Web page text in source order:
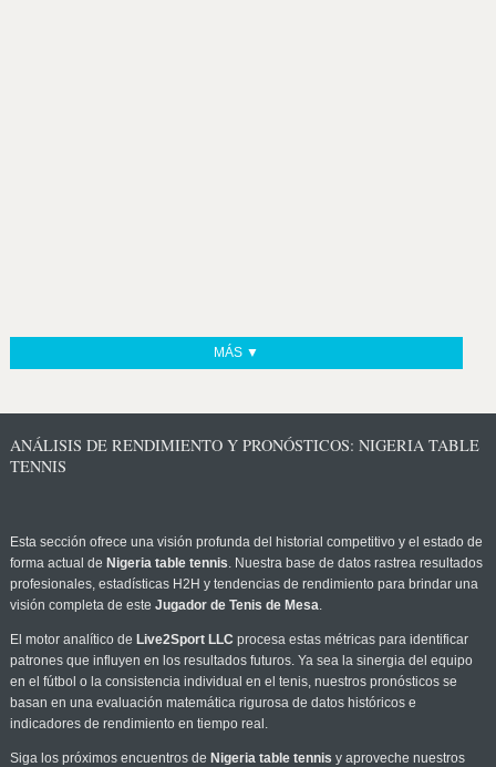
MÁS ▼
ANÁLISIS DE RENDIMIENTO Y PRONÓSTICOS: NIGERIA TABLE
TENNIS
Esta sección ofrece una visión profunda del historial competitivo y el estado de
forma actual de Nigeria table tennis. Nuestra base de datos rastrea resultados
profesionales, estadísticas H2H y tendencias de rendimiento para brindar una
visión completa de este Jugador de Tenis de Mesa.
El motor analítico de Live2Sport LLC procesa estas métricas para identificar
patrones que influyen en los resultados futuros. Ya sea la sinergia del equipo
en el fútbol o la consistencia individual en el tenis, nuestros pronósticos se
basan en una evaluación matemática rigurosa de datos históricos e
indicadores de rendimiento en tiempo real.
Siga los próximos encuentros de Nigeria table tennis y aproveche nuestros